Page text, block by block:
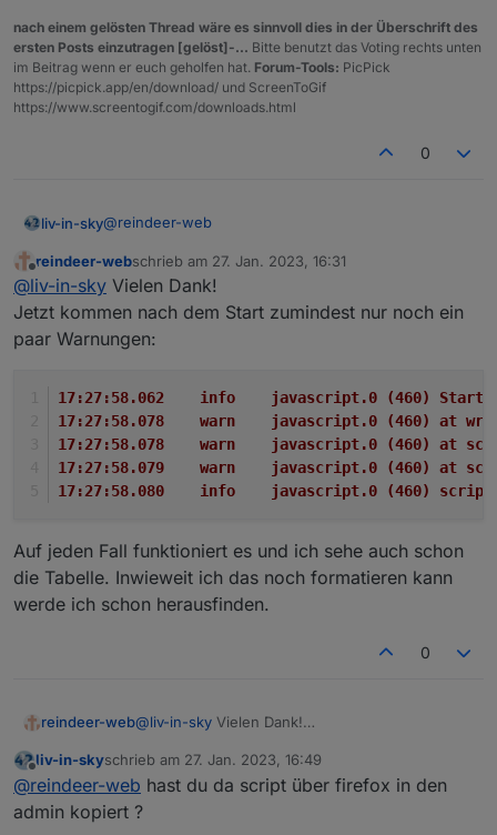
nach einem gelösten Thread wäre es sinnvoll dies in der Überschrift des
ersten Posts einzutragen [gelöst]-... Bitte benutzt das Voting rechts unten
im Beitrag wenn er euch geholfen hat. Forum-Tools: PicPick
https://picpick.app/en/download/ und ScreenToGif
https://www.screentogif.com/downloads.html
0
liv-in-sky@reindeer-web
probier mal das script vom ersten post - habe es
geändert - da gab es änderungen im adapter
sichere zuerst das jetzt eingestellte scipt, damit du
Offline
reindeer-webschrieb am 27. Jan. 2023, 16:31
zuletzt editiert von
@liv-in-sky Vielen Dank!
Jetzt kommen nach dem Start zumindest nur noch ein
paar Warnungen:
17:27:58.062	info	javascript.0
17:27:58.078	warn
17:27:58.078	warn	javascript.0
17:27:58.079	warn	javascript.0
17:27:58.080	info
Auf jeden Fall funktioniert es und ich sehe auch schon
die Tabelle. Inwieweit ich das noch formatieren kann
werde ich schon herausfinden.
0
reindeer-web@liv-in-sky Vielen Dank!
noch ein paar Warnungen:
17:27:58.062	info	javascript.0
17:27:58.078	warn	javascript.0 (460)
17:27:58.078	warn	javascript.0
Auf jeden Fall funktioniert es und ich sehe auch
Offline
liv-in-skyschrieb am 27. Jan. 2023, 16:49
zuletzt editiert von
@reindeer-web hast du da script über firefox in den
admin kopiert ?